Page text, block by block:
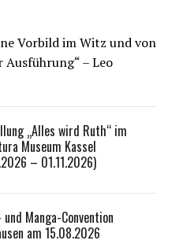
Vorbild im Witz und von
Ausführung“ – Leo
„Alles wird Ruth“ im
Museum Kassel
– 01.11.2026)
Manga-Convention
am 15.08.2026